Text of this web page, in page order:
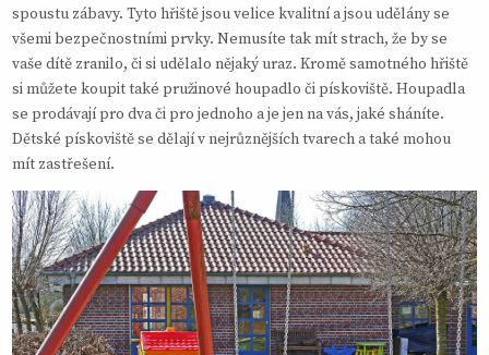
spoustu zábavy. Tyto hřiště jsou velice kvalitní a jsou udělány se
všemi bezpečnostními prvky. Nemusíte tak mít strach, že by se
vaše dítě zranilo, či si udělalo nějaký uraz. Kromě samotného hřiště
si můžete koupit také pružinové houpadlo či pískoviště. Houpadla
se prodávají pro dva či pro jednoho a je jen na vás, jaké sháníte.
Dětské pískoviště se dělají v nejrůznějších tvarech a také mohou
mít zastřešení.